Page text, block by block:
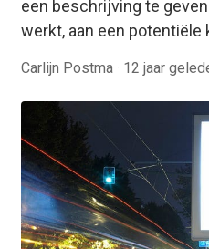
een beschrijving te
werkt, aan een potentiële
Carlijn Postma · 12 jaar